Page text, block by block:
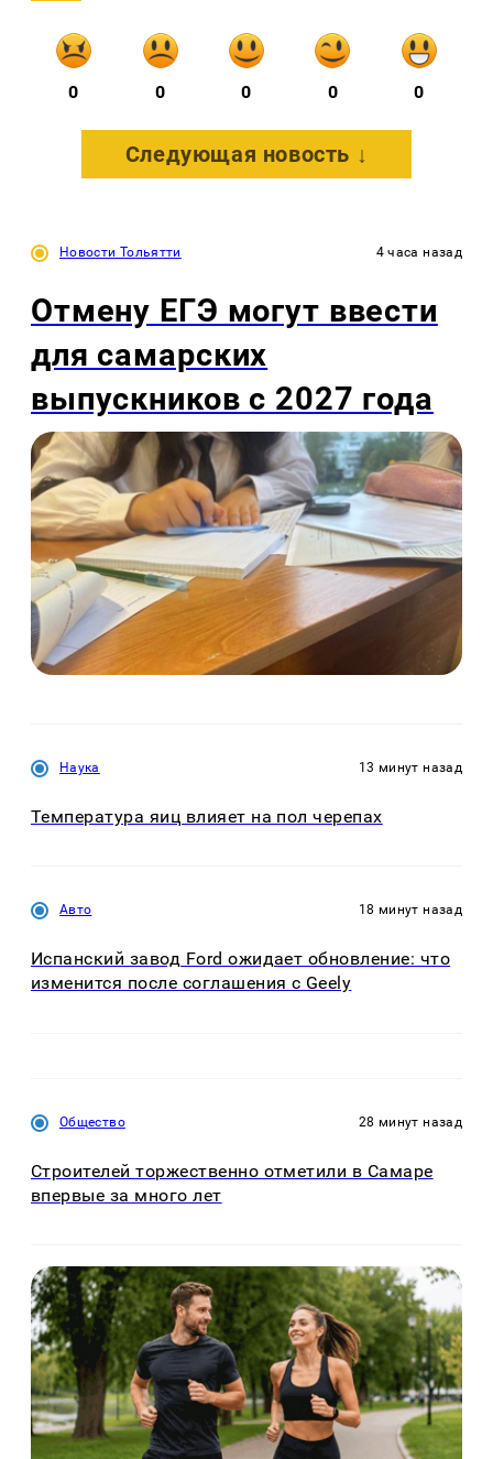
0 0 0 0 0
Следующая новость ↓
Новости Тольятти 4 часа назад
Отмену ЕГЭ могут ввести
для самарских
выпускников с 2027 года
Наука 13 минут назад
Температура яиц влияет на пол черепах
Авто 18 минут назад
Испанский завод Ford ожидает обновление: что
изменится после соглашения с Geely
Общество 28 минут назад
Строителей торжественно отметили в Самаре
впервые за много лет